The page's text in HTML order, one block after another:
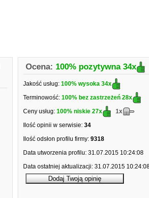
Ocena: 100% pozytywna 34x
Jakość usług: 100% wysoka 34x
Terminowość: 100% bez zastrzeżeń 28x
Ceny usług: 100% niskie 27x
1x
Ilość opinii w serwisie: 34
Ilość odsłon profilu firmy: 9318
Data utworzenia profilu: 31.07.2015 10:24:08
Data ostatniej aktualizacji: 31.07.2015